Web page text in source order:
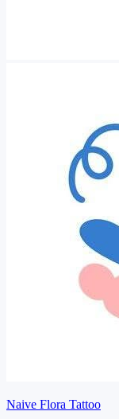
Naive Flora Tattoo